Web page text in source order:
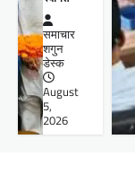
समाचार
शगुन
डेस्क
August
5,
2026